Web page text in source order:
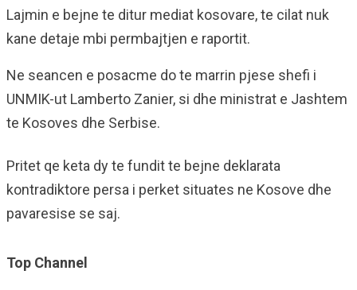
Lajmin e bejne te ditur mediat kosovare, te cilat nuk
kane detaje mbi permbajtjen e raportit.
Ne seancen e posacme do te marrin pjese shefi i
UNMIK-ut Lamberto Zanier, si dhe ministrat e Jashtem
te Kosoves dhe Serbise.
Pritet qe keta dy te fundit te bejne deklarata
kontradiktore persa i perket situates ne Kosove dhe
pavaresise se saj.
Top Channel